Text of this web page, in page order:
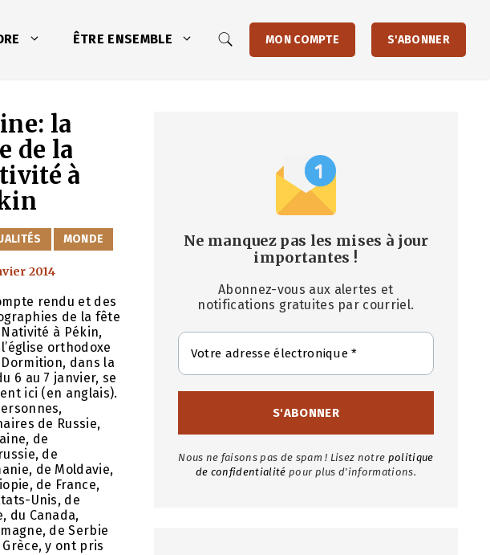
ÊTRE ENSEMBLE MON COMPTE S'ABONNER
la
de la
à
MONDE
2014
rendu et des
de la fête
à Pékin,
orthodoxe
dans la
6 au 7 janvier, se
ici (en anglais).
de Russie,
de
de
de Moldavie,
de France,
Unis, de
du Canada,
de Serbie
y ont pris
Ne manquez pas les mises à jour
importantes !
Abonnez-vous aux alertes et
notifications gratuites par courriel.
Nous ne faisons pas de spam ! Lisez notre politique
de confidentialité pour plus d'informations.